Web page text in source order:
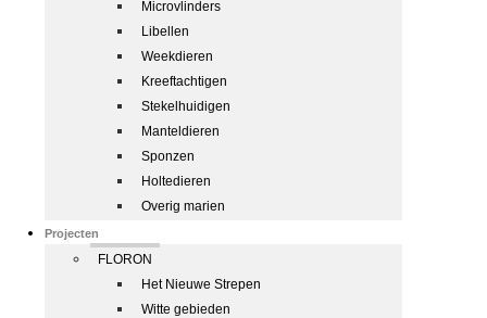
Microvlinders
Libellen
Weekdieren
Kreeftachtigen
Stekelhuidigen
Manteldieren
Sponzen
Holtedieren
Overig marien
Projecten
FLORON
Het Nieuwe Strepen
Witte gebieden